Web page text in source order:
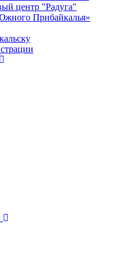
центр "Радуга"
Прибайкалья»